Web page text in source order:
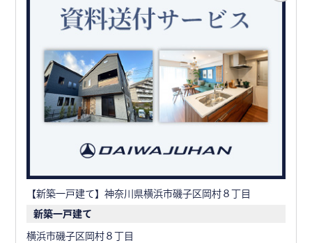
【新築一戸建て】神奈川県横浜市磯子区岡村８丁目
新築一戸建て
横浜市磯子区岡村８丁目